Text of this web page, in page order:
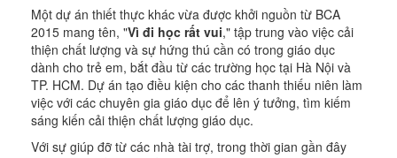
Một dự án thiết thực khác vừa được khởi nguồn từ BCA
2015 mang tên, "Vì đi học rất vui," tập trung vào việc cải
thiện chất lượng và sự hứng thú cần có trong giáo dục
dành cho trẻ em, bắt đầu từ các trường học tại Hà Nội và
TP. HCM. Dự án tạo điều kiện cho các thanh thiếu niên làm
việc với các chuyên gia giáo dục để lên ý tưởng, tìm kiếm
sáng kiến cải thiện chất lượng giáo dục.
Với sự giúp đỡ từ các nhà tài trợ, trong thời gian gần đây